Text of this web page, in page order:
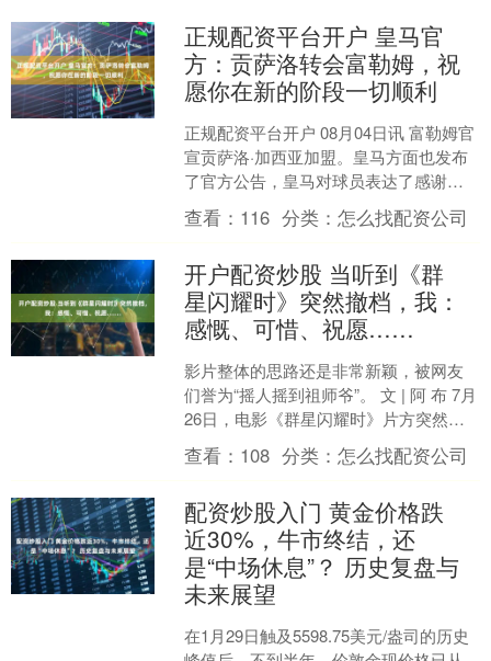
正规配资平台开户 皇马官
方：贡萨洛转会富勒姆，祝
愿你在新的阶段一切顺利
正规配资平台开户 08月04日讯 富勒姆官
宣贡萨洛·加西亚加盟。皇马方面也发布
了官方公告，皇马对球员表达了感谢，
并送出了祝福。 【皇马公告】 皇家马德
里足球俱乐....
查看： 116 分类：怎么找配资公司
开户配资炒股 当听到《群
星闪耀时》突然撤档，我：
感慨、可惜、祝愿……
影片整体的思路还是非常新颖，被网友
们誉为“摇人摇到祖师爷”。 文 | 阿 布 7月
26日，电影《群星闪耀时》片方突然发
文宣布撤档： “经过团队的慎重考虑，我
们决....
查看： 108 分类：怎么找配资公司
配资炒股入门 黄金价格跌
近30%，牛市终结，还
是“中场休息”？ 历史复盘与
未来展望
在1月29日触及5598.75美元/盎司的历史